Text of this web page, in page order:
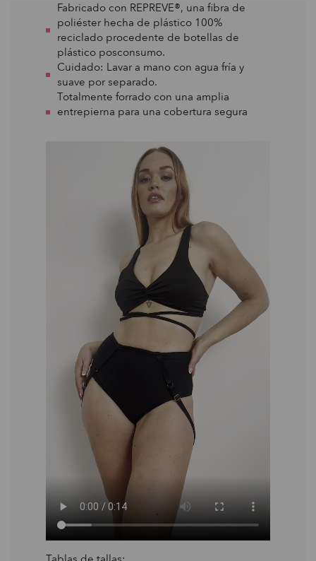
Fabricado con REPREVE®, una fibra de
poliéster hecha de plástico 100%
reciclado procedente de botellas de
plástico posconsumo.
Cuidado: Lavar a mano con agua fría y
suave por separado.
Totalmente forrado con una amplia
entrepierna para una cobertura segura